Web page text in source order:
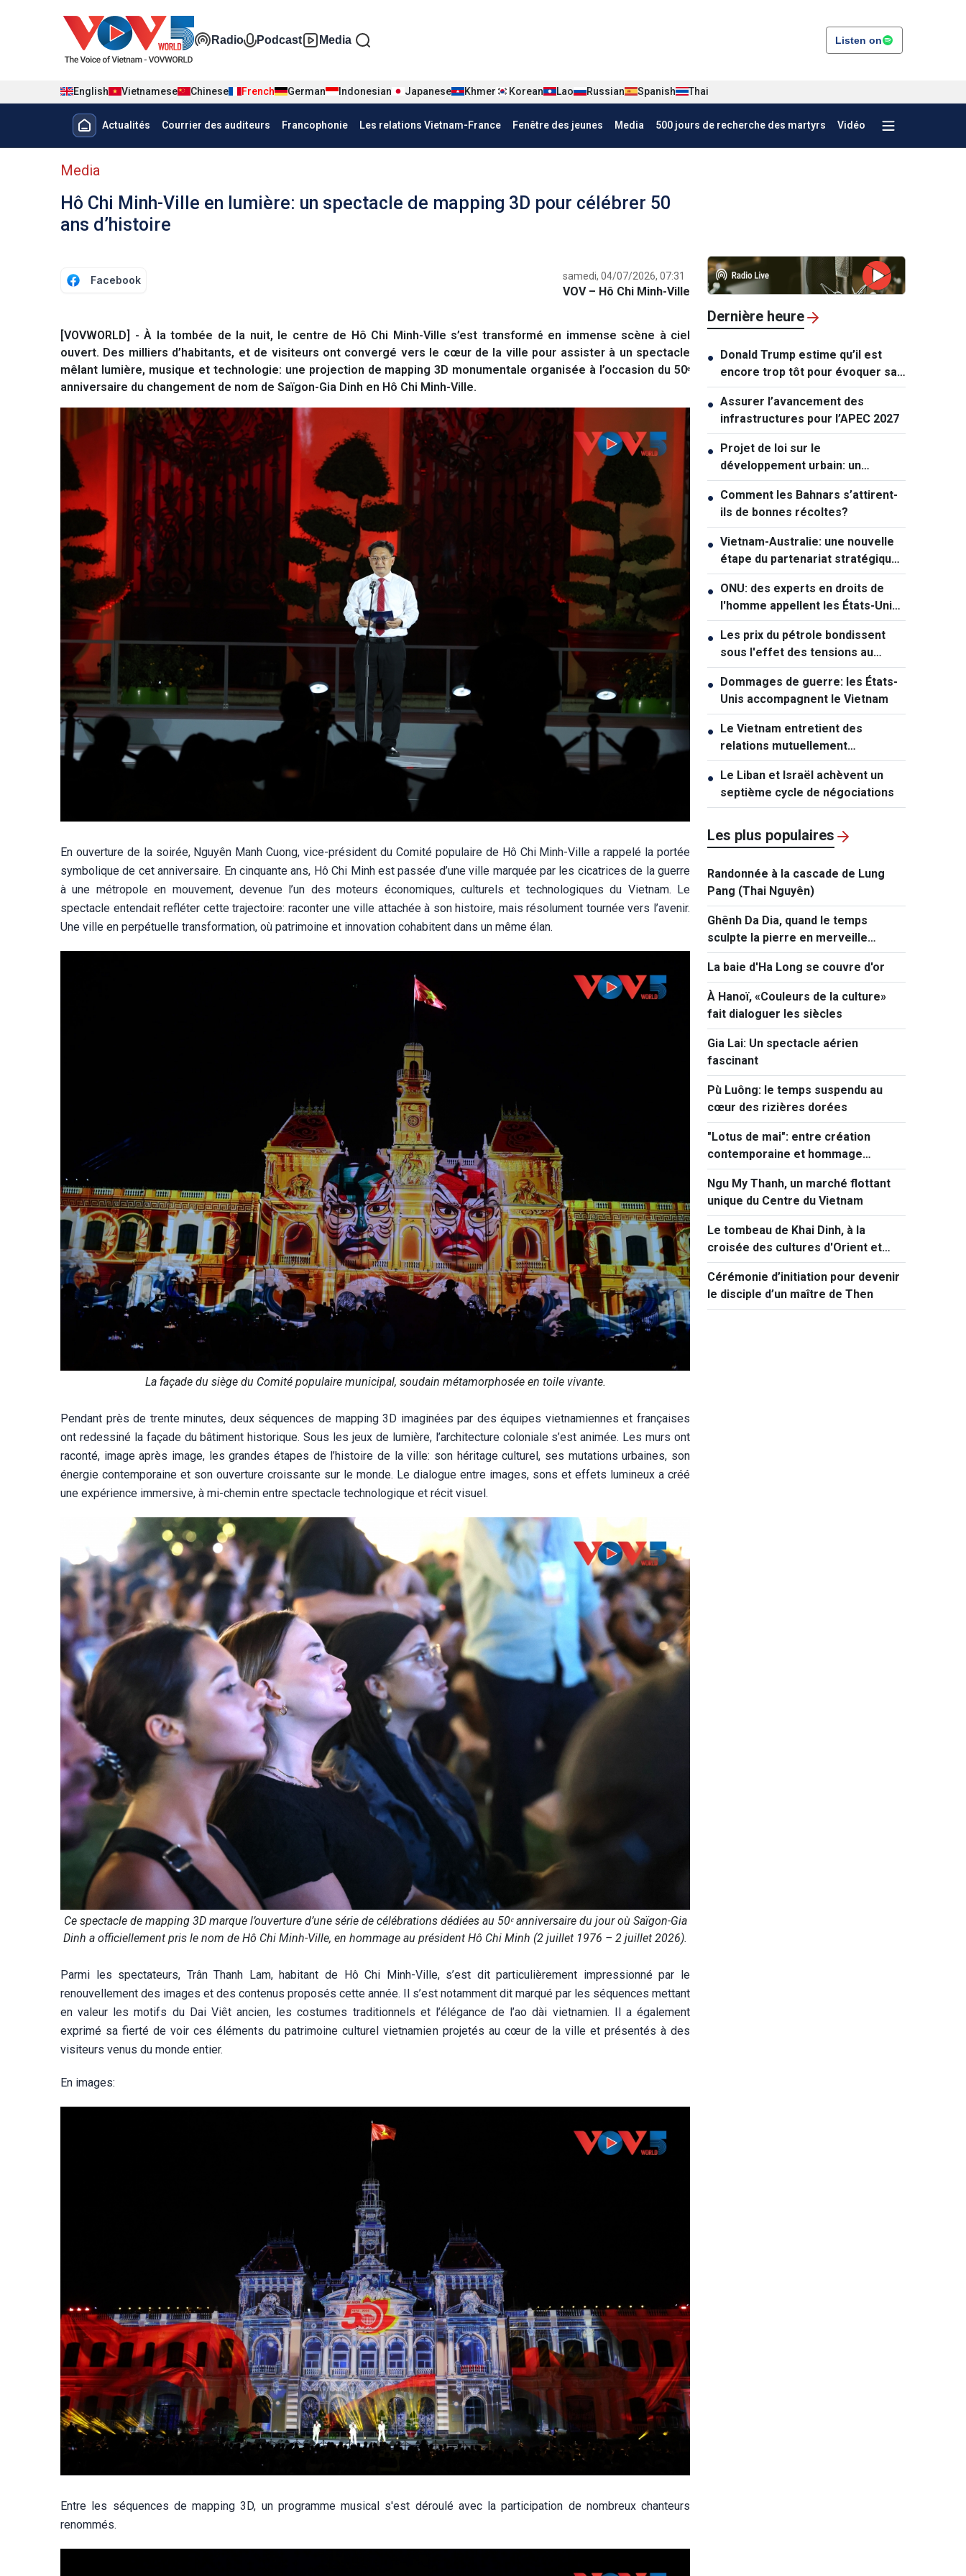
Đa phương tiện tiếng Pháp
Radio Podcast Media Listen on
English Vietnamese Chinese French German Indonesian Japanese Khmer Korean Lao Russian Spanish Thai
Menu trang chủ tiếng Pháp
Actualités Courrier des auditeurs Francophonie Les relations Vietnam-France Fenêtre des jeunes Media 500 jours de recherche des martyrs Vidéo
menu phụ tiếng Pháp
Media
Hô Chi Minh-Ville en lumière: un spectacle de mapping 3D pour célébrer 50
ans d’histoire
Facebook samedi, 04/07/2026, 07:31
VOV – Hô Chi Minh-Ville
[VOVWORLD] - À la tombée de la nuit, le centre de Hô Chi Minh-Ville s’est transformé en immense scène à ciel
ouvert. Des milliers d’habitants, et de visiteurs ont convergé vers le cœur de la ville pour assister à un spectacle
mêlant lumière, musique et technologie: une projection de mapping 3D monumentale organisée à l’occasion du 50ᵉ
anniversaire du changement de nom de Saïgon-Gia Dinh en Hô Chi Minh-Ville.
En ouverture de la soirée, Nguyên Manh Cuong, vice-président du Comité populaire de Hô Chi Minh-Ville a rappelé la portée
symbolique de cet anniversaire. En cinquante ans, Hô Chi Minh est passée d’une ville marquée par les cicatrices de la guerre
à une métropole en mouvement, devenue l’un des moteurs économiques, culturels et technologiques du Vietnam. Le
spectacle entendait refléter cette trajectoire: raconter une ville attachée à son histoire, mais résolument tournée vers l’avenir.
Une ville en perpétuelle transformation, où patrimoine et innovation cohabitent dans un même élan.
La façade du siège du Comité populaire municipal, soudain métamorphosée en toile vivante.
Pendant près de trente minutes, deux séquences de mapping 3D imaginées par des équipes vietnamiennes et françaises
ont redessiné la façade du bâtiment historique. Sous les jeux de lumière, l’architecture coloniale s’est animée. Les murs ont
raconté, image après image, les grandes étapes de l’histoire de la ville: son héritage culturel, ses mutations urbaines, son
énergie contemporaine et son ouverture croissante sur le monde. Le dialogue entre images, sons et effets lumineux a créé
une expérience immersive, à mi-chemin entre spectacle technologique et récit visuel.
Ce spectacle de mapping 3D marque l’ouverture d’une série de célébrations dédiées au 50ᵉ anniversaire du jour où Saïgon-Gia
Dinh a officiellement pris le nom de Hô Chi Minh-Ville, en hommage au président Hô Chi Minh (2 juillet 1976 – 2 juillet 2026).
Parmi les spectateurs, Trân Thanh Lam, habitant de Hô Chi Minh-Ville, s’est dit particulièrement impressionné par le
renouvellement des images et des contenus proposés cette année. Il s’est notamment dit marqué par les séquences mettant
en valeur les motifs du Dai Viêt ancien, les costumes traditionnels et l’élégance de l’ao dài vietnamien. Il a également
exprimé sa fierté de voir ces éléments du patrimoine culturel vietnamien projetés au cœur de la ville et présentés à des
visiteurs venus du monde entier.
En images:
Entre les séquences de mapping 3D, un programme musical s'est déroulé avec la participation de nombreux chanteurs
renommés.
Dernière heure
● Donald Trump estime qu’il est
encore trop tôt pour évoquer sa
succession politique
● Assurer l’avancement des
infrastructures pour l’APEC 2027
● Projet de loi sur le
développement urbain: un
mécanisme exceptionnel pour Hô
Chi Minh-ville
● Comment les Bahnars s’attirent-
ils de bonnes récoltes?
● Vietnam-Australie: une nouvelle
étape du partenariat stratégique
global
● ONU: des experts en droits de
l'homme appellent les États-Unis
à lever les sanctions contre Cuba
● Les prix du pétrole bondissent
sous l'effet des tensions au
Moyen-Orient
● Dommages de guerre: les États-
Unis accompagnent le Vietnam
● Le Vietnam entretient des
relations mutuellement
bénéfiques avec l’Australie et la
Nouvelle-Zélande
● Le Liban et Israël achèvent un
septième cycle de négociations
Les plus populaires
Randonnée à la cascade de Lung
Pang (Thai Nguyên)
Ghênh Da Dia, quand le temps
sculpte la pierre en merveille
naturelle
La baie d'Ha Long se couvre d'or
À Hanoï, «Couleurs de la culture»
fait dialoguer les siècles
Gia Lai: Un spectacle aérien
fascinant
Pù Luông: le temps suspendu au
cœur des rizières dorées
"Lotus de mai": entre création
contemporaine et hommage
national
Ngu My Thanh, un marché flottant
unique du Centre du Vietnam
Le tombeau de Khai Dinh, à la
croisée des cultures d'Orient et
d'Occident
Cérémonie d’initiation pour devenir
le disciple d’un maître de Then